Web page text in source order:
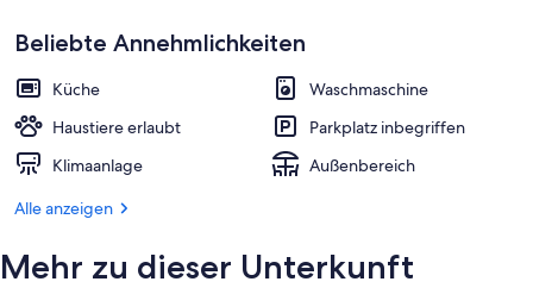
Beliebte Annehmlichkeiten
Küche
Waschmaschine
Haustiere erlaubt
Parkplatz inbegriffen
Klimaanlage
Außenbereich
Alle anzeigen
Mehr zu dieser Unterkunft